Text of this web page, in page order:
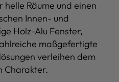
Räume und einen
Innen- und
Holz-Alu Fenster,
maßgefertigte
verleihen dem
Charakter.